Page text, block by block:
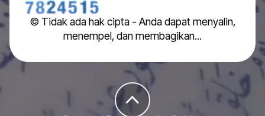
© Tidak ada hak cipta - Anda dapat menyalin,
menempel, dan membagikan...